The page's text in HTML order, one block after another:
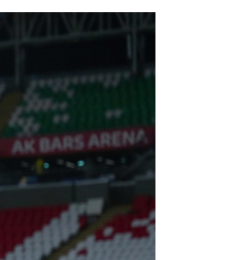
выживания в дикой
работа
и физическим
как основа
команд